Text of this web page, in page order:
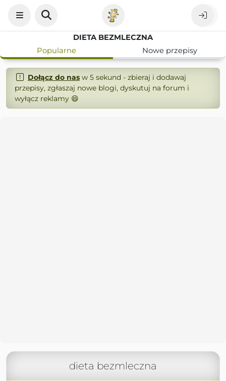
DIETA BEZMLECZNA
Popularne
Nowe przepisy
Dołącz do nasw 5 sekund - zbieraj i dodawaj
przepisy, zgłaszaj nowe blogi, dyskutuj na forum i
wyłącz reklamy 😄
dieta bezmleczna